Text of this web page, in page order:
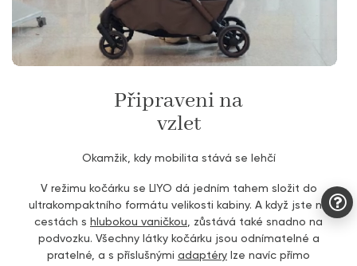
Připraveni na
vzlet
Okamžik, kdy mobilita stává se lehčí
V režimu kočárku se LIYO dá jedním tahem složit do
ultrakompaktního formátu velikosti kabiny. A když jste na
cestách s hlubokou vaničkou , zůstává také snadno na
podvozku. Všechny látky kočárku jsou odnímatelné a
pratelné, a s příslušnými adaptéry lze navíc přímo